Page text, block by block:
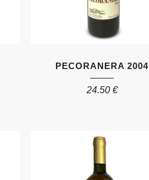
PECORANERA 2004
24.50 €